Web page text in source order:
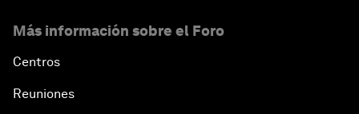
Más información sobre el Foro
Centros
Reuniones